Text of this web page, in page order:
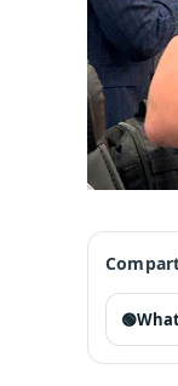
🟢